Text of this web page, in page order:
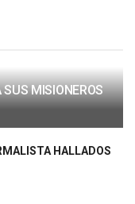
MISIONEROS
HALLADOS